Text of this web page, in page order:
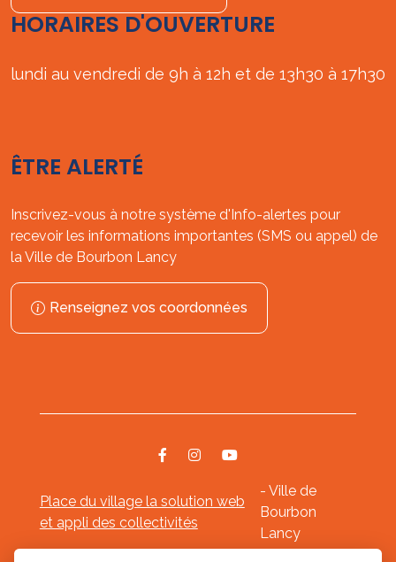
HORAIRES D'OUVERTURE
lundi au vendredi de 9h à 12h et de 13h30 à 17h30
ÊTRE ALERTÉ
Inscrivez-vous à notre système d'Info-alertes pour
recevoir les informations importantes (SMS ou appel) de
la Ville de Bourbon Lancy
Renseignez vos coordonnées
Place du village la solution web
et appli des collectivités
- Ville de
Bourbon
Lancy
Mentions légales-- Gestion des cookies